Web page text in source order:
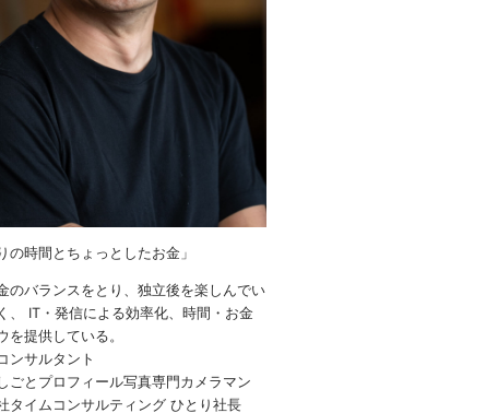
の時間とちょっとしたお金」
のバランスをとり、独立後を楽しんでい
、 IT・発信による効率化、時間・お金
を提供している。
ンサルタント
ごとプロフィール写真専門カメラマン
タイムコンサルティング ひとり社長